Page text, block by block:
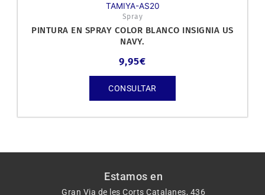
TAMIYA-AS20
Spray
PINTURA EN SPRAY COLOR BLANCO INSIGNIA US
NAVY.
9,95€
CONSULTAR
Estamos en
Gran Via de les Corts Catalanes, 436